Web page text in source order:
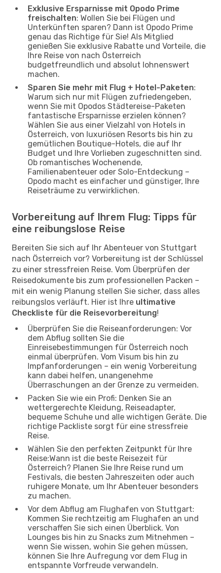
Exklusive Ersparnisse mit Opodo Prime
freischalten: Wollen Sie bei Flügen und
Unterkünften sparen? Dann ist Opodo Prime
genau das Richtige für Sie! Als Mitglied
genießen Sie exklusive Rabatte und Vorteile, die
Ihre Reise von nach Österreich
budgetfreundlich und absolut lohnenswert
machen.
Sparen Sie mehr mit Flug + Hotel-Paketen:
Warum sich nur mit Flügen zufriedengeben,
wenn Sie mit Opodos Städtereise-Paketen
fantastische Ersparnisse erzielen können?
Wählen Sie aus einer Vielzahl von Hotels in
Österreich, von luxuriösen Resorts bis hin zu
gemütlichen Boutique-Hotels, die auf Ihr
Budget und Ihre Vorlieben zugeschnitten sind.
Ob romantisches Wochenende,
Familienabenteuer oder Solo-Entdeckung –
Opodo macht es einfacher und günstiger, Ihre
Reiseträume zu verwirklichen.
Vorbereitung auf Ihrem Flug: Tipps für
eine reibungslose Reise
Bereiten Sie sich auf Ihr Abenteuer von Stuttgart
nach Österreich vor? Vorbereitung ist der Schlüssel
zu einer stressfreien Reise. Vom Überprüfen der
Reisedokumente bis zum professionellen Packen –
mit ein wenig Planung stellen Sie sicher, dass alles
reibungslos verläuft. Hier ist Ihre ultimative
Checkliste für die Reisevorbereitung!
Überprüfen Sie die Reiseanforderungen: Vor
dem Abflug sollten Sie die
Einreisebestimmungen für Österreich noch
einmal überprüfen. Vom Visum bis hin zu
Impfanforderungen – ein wenig Vorbereitung
kann dabei helfen, unangenehme
Überraschungen an der Grenze zu vermeiden.
Packen Sie wie ein Profi: Denken Sie an
wettergerechte Kleidung, Reiseadapter,
bequeme Schuhe und alle wichtigen Geräte. Die
richtige Packliste sorgt für eine stressfreie
Reise.
Wählen Sie den perfekten Zeitpunkt für Ihre
Reise:Wann ist die beste Reisezeit für
Österreich? Planen Sie Ihre Reise rund um
Festivals, die besten Jahreszeiten oder auch
ruhigere Monate, um Ihr Abenteuer besonders
zu machen.
Vor dem Abflug am Flughafen von Stuttgart:
Kommen Sie rechtzeitig am Flughafen an und
verschaffen Sie sich einen Überblick. Von
Lounges bis hin zu Snacks zum Mitnehmen –
wenn Sie wissen, wohin Sie gehen müssen,
können Sie Ihre Aufregung vor dem Flug in
entspannte Vorfreude verwandeln.